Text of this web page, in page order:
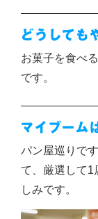
どうしても
お菓子を食べ
です。
マイブーム
パン屋巡りで
て、厳選して1
しみです。